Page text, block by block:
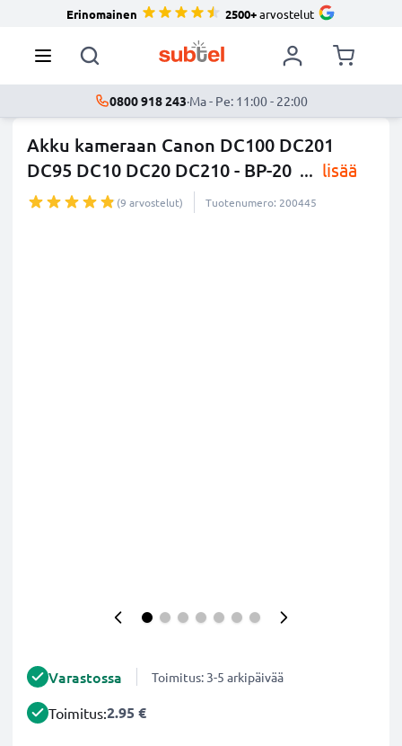
Erinomainen 2500+arvostelut
0800 918 243·Ma - Pe: 11:00 - 22:00
Akku kameraan Canon DC100 DC201
DC95 DC10 DC20 DC210 - BP-20 ... lisää
(9 arvostelut) Tuotenumero: 200445
Varastossa Toimitus: 3-5 arkipäivää
Toimitus:2.95 €